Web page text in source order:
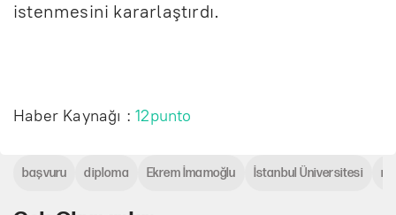
istenmesini kararlaştırdı.
Haber Kaynağı :12punto
başvuru diploma Ekrem İmamoğlu İstanbul Üniversitesi